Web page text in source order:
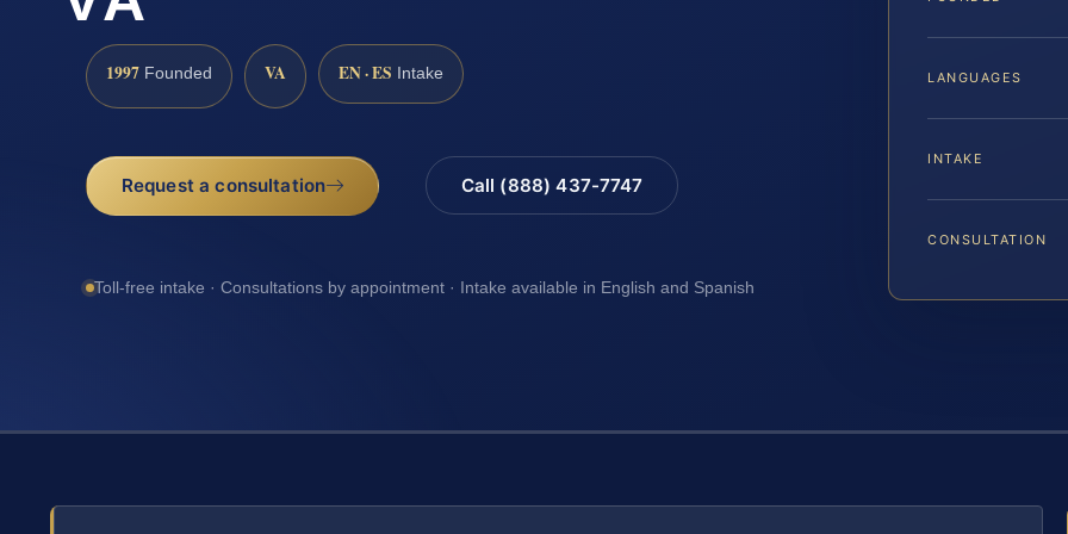
1997 Founded VA EN · ES Intake
Request a consultation Call (888) 437-7747
Toll-free intake · Consultations by appointment · Intake available in English and Spanish
LANGUAGES
INTAKE
CONSULTATION